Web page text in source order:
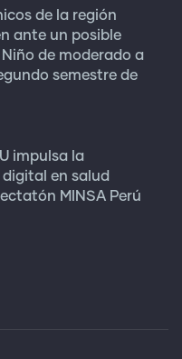
de la región
ante un posible
de moderado a
semestre de
impulsa la
en salud
MINSA Perú